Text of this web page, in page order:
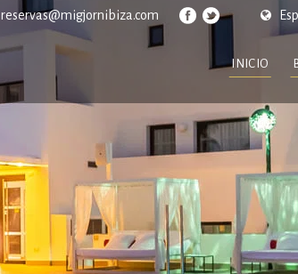
reservas@migjornibiza.com
INICIO